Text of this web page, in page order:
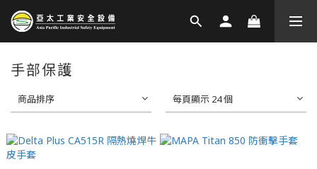
手部保護
商品排序 每頁顯示 24 個